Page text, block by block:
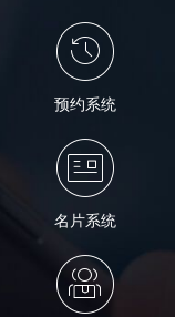
预约系统
名片系统